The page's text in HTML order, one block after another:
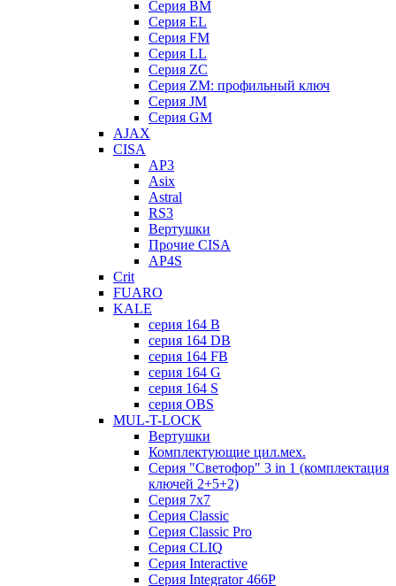
Серия BM
Серия EL
Серия FM
Серия LL
Серия ZC
Серия ZM: профильный ключ
Серия JM
Серия GM
AJAX
CISA
AP3
Asix
Astral
RS3
Вертушки
Прочие CISA
AP4S
Crit
FUARO
KALE
серия 164 B
серия 164 DB
серия 164 FB
серия 164 G
серия 164 S
серия OBS
MUL-T-LOCK
Вертушки
Комплектующие цил.мех.
Серия "Светофор" 3 in 1 (комплектация
ключей 2+5+2)
Серия 7х7
Серия Classic
Серия Classic Pro
Серия CLIQ
Серия Interactive
Серия Integrator 466P